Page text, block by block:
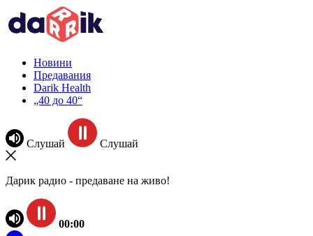
Новини
Предавания
Darik Health
„40 до 40“
Слушай Слушай
Дарик радио - предаване на живо!
00:00